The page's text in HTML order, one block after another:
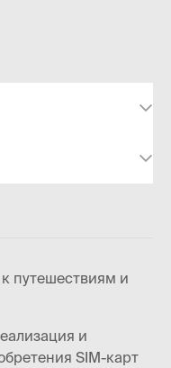
путешествиям и
и
SIM-карт